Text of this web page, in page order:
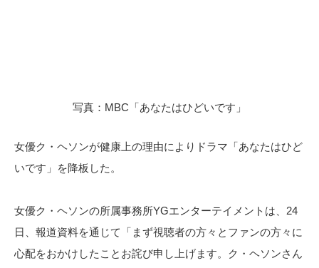
写真：MBC「あなたはひどいです」
女優ク・ヘソンが健康上の理由によりドラマ「あなたはひど
いです」を降板した。
女優ク・ヘソンの所属事務所YGエンターテイメントは、24
日、報道資料を通じて「まず視聴者の方々とファンの方々に
心配をおかけしたことお詫び申し上げます。ク・ヘソンさん